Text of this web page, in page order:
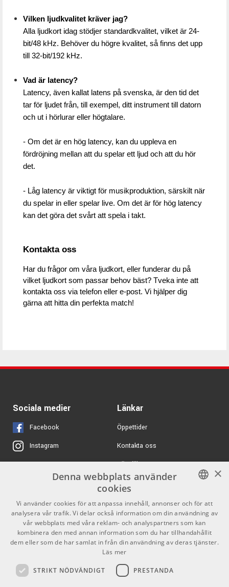
Vilken ljudkvalitet kräver jag?
Alla ljudkort idag stödjer standardkvalitet, vilket är 24-
bit/48 kHz. Behöver du högre kvalitet, så finns det upp
till 32-bit/192 kHz.
Vad är latency?
Latency, även kallat latens på svenska, är den tid det
tar för ljudet från, till exempel, ditt instrument till datorn
och ut i hörlurar eller högtalare.
- Om det är en hög latency, kan du uppleva en
fördröjning mellan att du spelar ett ljud och att du hör
det.
- Låg latency är viktigt för musikproduktion, särskilt när
du spelar in eller spelar live. Om det är för hög latency
kan det göra det svårt att spela i takt.
Kontakta oss
Har du frågor om våra ljudkort, eller funderar du på
vilket ljudkort som passar behov bäst? Tveka inte att
kontakta oss via telefon eller e-post. Vi hjälper dig
gärna att hitta din perfekta match!
Sociala medier
Facebook
Instagram
X
Youtube
TikTok
Länkar
Öppettider
Kontakta oss
Köpvillkor
Butiken
Varumärken
GDPR & Cookies
Kontakt
Info
SWEDISH
ENGLISH
×
Denna webbplats använder
cookies
Vi använder cookies för att anpassa innehåll, annonser och för att
analysera vår trafik. Vi delar också information om din användning av
vår webbplats med våra reklam- och analyspartners som kan
kombinera den med annan information som du har tillhandahållit
dem eller som de har samlat in från din användning av deras tjänster.
Läs mer
STRIKT NÖDVÄNDIGT PRESTANDA